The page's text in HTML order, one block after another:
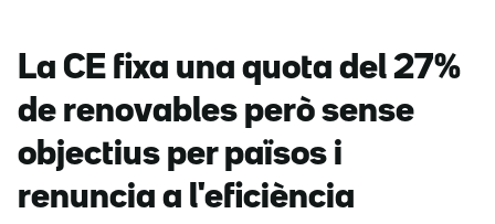
La CE fixa una quota del 27%
de renovables però sense
objectius per països i
renuncia a l'eficiència